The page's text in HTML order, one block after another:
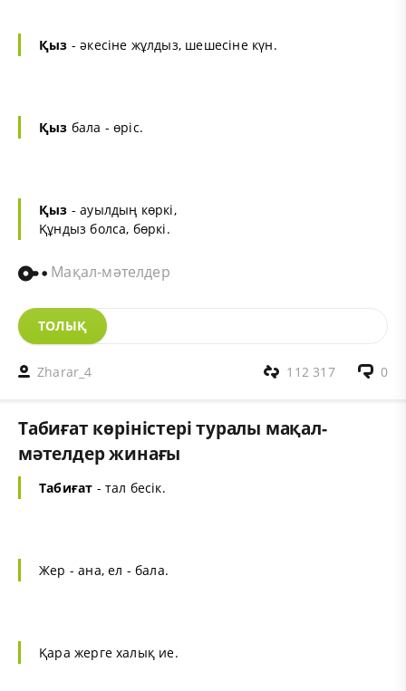
Қыз - әкесіне жұлдыз, шешесіне күн.
Қыз бала - өріс.
Қыз - ауылдың көркі,
Құндыз болса, бөркі.
Мақал-мәтелдер
ТОЛЫҚ
Zharar_4 0
112 317
Табиғат көріністері туралы мақал-
мәтелдер жинағы
Табиғат - тал бесік.
Жер - ана, ел - бала.
Қара жерге халық ие.